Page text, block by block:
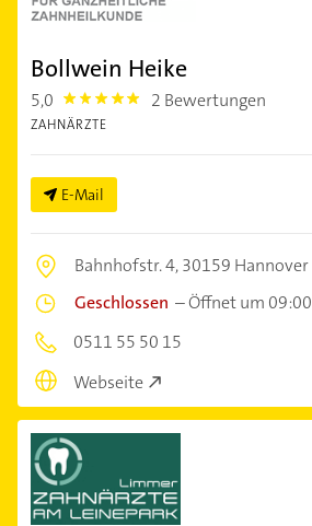
Bollwein Heike
5,0 5.0 2 Bewertungen
ZAHNÄRZTE
E-Mail
Bahnhofstr. 4,30159 Hannover
Geschlossen –Öffnet um 09:00
0511 55 50 15
Webseite